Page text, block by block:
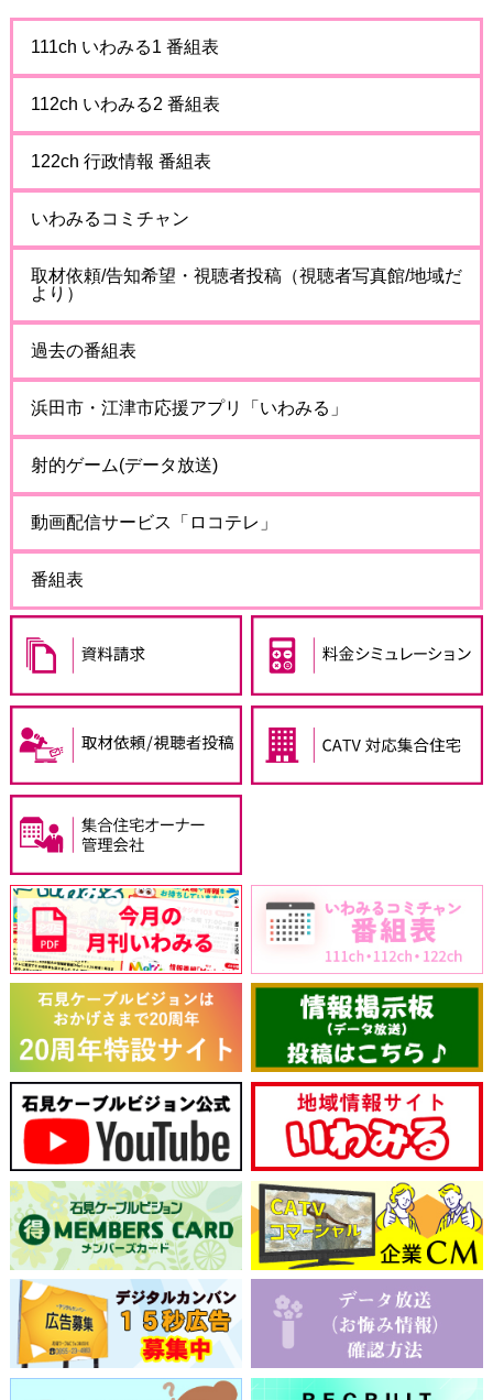
111ch いわみる1 番組表
112ch いわみる2 番組表
122ch 行政情報 番組表
いわみるコミチャン
取材依頼/告知希望・視聴者投稿（視聴者写真館/地域だ
より）
過去の番組表
浜田市・江津市応援アプリ「いわみる」
射的ゲーム(データ放送)
動画配信サービス「ロコテレ」
番組表